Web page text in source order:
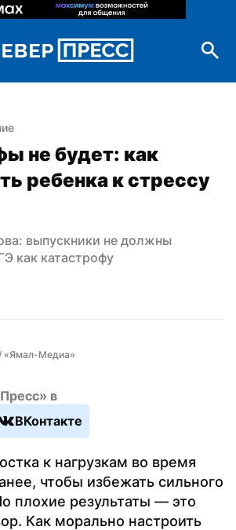
не будет: как
ребенка к стрессу
выпускники не должны
как катастрофу
«Ямал-Медиа»
в
ВКонтакте
к нагрузкам во время
чтобы избежать сильного
плохие результаты — это
Как морально настроить